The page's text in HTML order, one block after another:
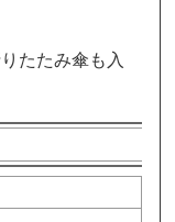
たたみ傘も入